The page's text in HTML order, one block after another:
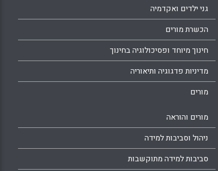
גני ילדים ואקדמיה
הכשרת מורים
חינוך מיוחד ופסיכולוגיה בחינוך
מדיניות פדגוגיה ותיאוריה
מורים
מורים והוראה
ניהול וסביבות למידה
סביבות למידה מתוקשבות